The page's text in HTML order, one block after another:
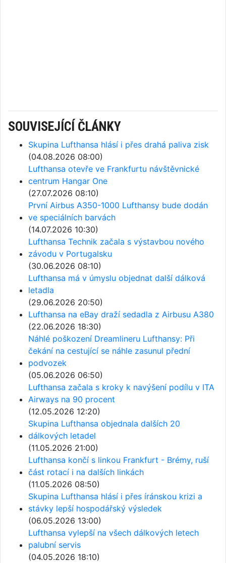
SOUVISEJÍCÍ ČLÁNKY
Skupina Lufthansa hlásí i přes drahá paliva zisk
(04.08.2026 08:00)
Lufthansa otevře ve Frankfurtu návštěvnické
centrum Hangar One
(27.07.2026 08:10)
První Airbus A350-1000 Lufthansy bude dodán
ve speciálních barvách
(14.07.2026 10:30)
Lufthansa Technik začala s výstavbou nového
závodu v Portugalsku
(30.06.2026 08:10)
Lufthansa má v úmyslu objednat další dálková
letadla
(29.06.2026 20:50)
Lufthansa na eBay draží sedadla z Airbusu A380
(22.06.2026 18:30)
Náhlé poškození Dreamlineru Lufthansy: Při
čekání na cestující se náhle zasunul přední
podvozek
(05.06.2026 06:50)
Lufthansa začala s kroky k navýšení podílu v ITA
Airways na 90 procent
(12.05.2026 12:20)
Skupina Lufthansa objednala dalších 20
dálkových letadel
(11.05.2026 21:00)
Lufthansa končí s linkou Frankfurt - Brémy, ruší
část rotací i na dalších linkách
(11.05.2026 08:50)
Skupina Lufthansa hlásí i přes íránskou krizi a
stávky lepší hospodářský výsledek
(06.05.2026 13:00)
Lufthansa vylepší na všech dálkových letech
palubní servis
(04.05.2026 18:10)